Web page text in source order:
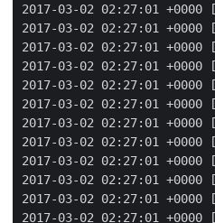
2017-03-02 02:27:01
2017-03-02 02:27:01
2017-03-02 02:27:01
2017-03-02 02:27:01
2017-03-02 02:27:01
2017-03-02 02:27:01
2017-03-02 02:27:01
2017-03-02 02:27:01
2017-03-02 02:27:01
2017-03-02 02:27:01
2017-03-02 02:27:01
2017-03-02 02:27:01